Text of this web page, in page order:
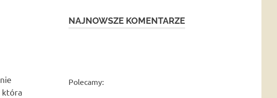
która
NAJNOWSZE KOMENTARZE
Polecamy: